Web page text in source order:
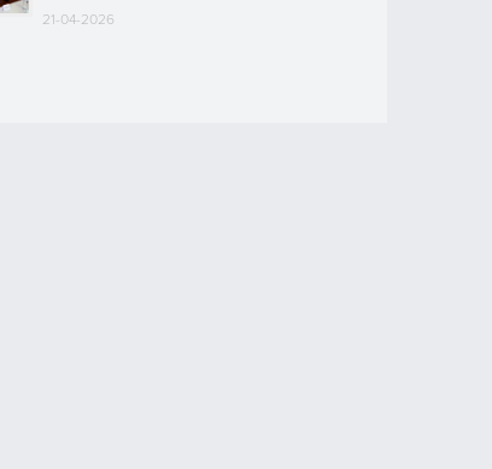
21-04-2026